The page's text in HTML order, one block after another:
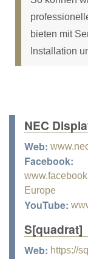
bieten mit
Installation
NEC
Web:
Facebook:
Europe
YouTube:
S[quadrat]
Web: https://